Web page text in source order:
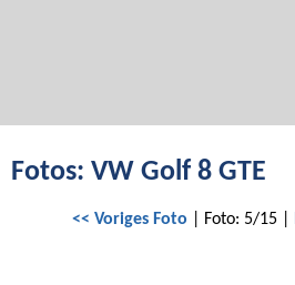
Fotos: VW Golf 8 GTE
<< Voriges Foto | Foto: 5/15 |